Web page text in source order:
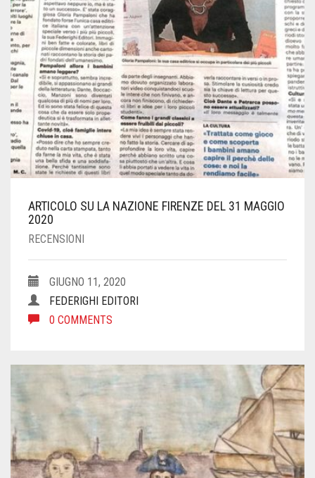
ARTICOLO SU LA NAZIONE FIRENZE DEL 31 MAGGIO
2020
RECENSIONI
GIUGNO 11, 2020
FEDERIGHI EDITORI
0 COMMENTS